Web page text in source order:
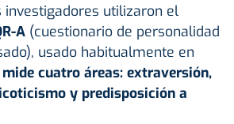
investigadores utilizaron el
A (cuestionario de personalidad
usado habitualmente en
mide cuatro áreas: extraversión,
y predisposición a